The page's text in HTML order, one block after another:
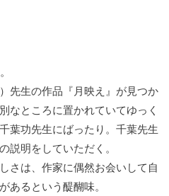
先生の作品『月映え』が見つか
なところに置かれていてゆっく
葉功先生にばったり。千葉先生
説明をしていただく。
さは、作家に偶然お会いして自
あるという醍醐味。